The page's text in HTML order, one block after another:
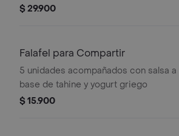
costeño y salsa ranch.
$ 29.900
Falafel para Compartir
5 unidades acompañados con salsa a
base de tahine y yogurt griego
$ 15.900